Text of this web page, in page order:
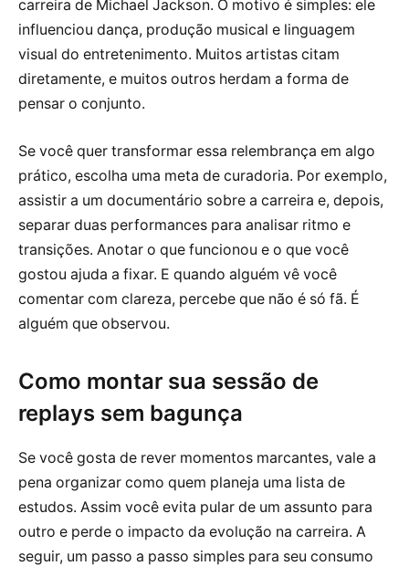
carreira de Michael Jackson. O motivo é simples: ele
influenciou dança, produção musical e linguagem
visual do entretenimento. Muitos artistas citam
diretamente, e muitos outros herdam a forma de
pensar o conjunto.
Se você quer transformar essa relembrança em algo
prático, escolha uma meta de curadoria. Por exemplo,
assistir a um documentário sobre a carreira e, depois,
separar duas performances para analisar ritmo e
transições. Anotar o que funcionou e o que você
gostou ajuda a fixar. E quando alguém vê você
comentar com clareza, percebe que não é só fã. É
alguém que observou.
Como montar sua sessão de
replays sem bagunça
Se você gosta de rever momentos marcantes, vale a
pena organizar como quem planeja uma lista de
estudos. Assim você evita pular de um assunto para
outro e perde o impacto da evolução na carreira. A
seguir, um passo a passo simples para seu consumo